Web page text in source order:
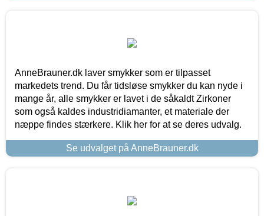
AnneBrauner.dk laver smykker som er tilpasset
markedets trend. Du får tidsløse smykker du kan nyde i
mange år, alle smykker er lavet i de såkaldt Zirkoner
som også kaldes industridiamanter, et materiale der
næppe findes stærkere. Klik her for at se deres udvalg.
Se udvalget på AnneBrauner.dk